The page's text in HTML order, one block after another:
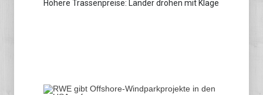
Höhere Trassenpreise: Länder drohen mit Klage